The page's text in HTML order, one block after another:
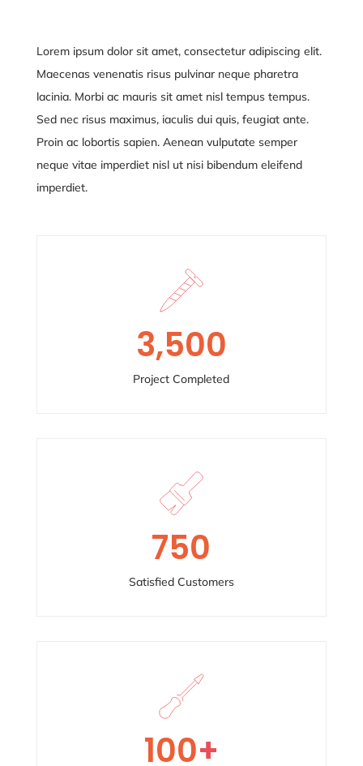
Lorem ipsum dolor sit amet, consectetur adipiscing elit.
Maecenas venenatis risus pulvinar neque pharetra
lacinia. Morbi ac mauris sit amet nisl tempus tempus.
Sed nec risus maximus, iaculis dui quis, feugiat ante.
Proin ac lobortis sapien. Aenean vulputate semper
neque vitae imperdiet nisl ut nisi bibendum eleifend
imperdiet.
3,500
Project Completed
750
Satisfied Customers
100+